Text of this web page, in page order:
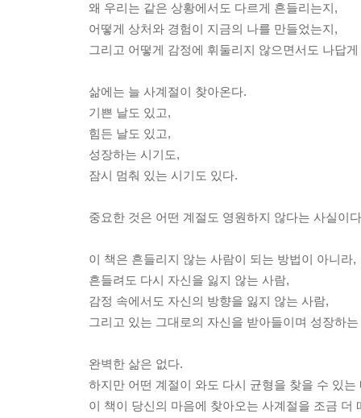
왜 우리는 같은 상황에서도 다르게 흔들리는지,
어떻게 상처와 경험이 지금의 나를 만들었는지,
그리고 어떻게 감정에 휘둘리지 않으면서도 나답
삶에는 늘 사계절이 찾아온다.
기쁜 날도 있고,
힘든 날도 있고,
성장하는 시기도,
잠시 멈춰 있는 시기도 있다.
중요한 것은 어떤 계절도 영원하지 않다는 사실이
이 책은 흔들리지 않는 사람이 되는 방법이 아니라,
흔들려도 다시 자신을 잃지 않는 사람,
감정 속에서도 자신의 방향을 잃지 않는 사람,
그리고 있는 그대로의 자신을 받아들이며 성장하
완벽한 삶은 없다.
하지만 어떤 계절이 와도 다시 균형을 찾을 수 있는
이 책이 당신의 마음에 찾아오는 사계절을 조금